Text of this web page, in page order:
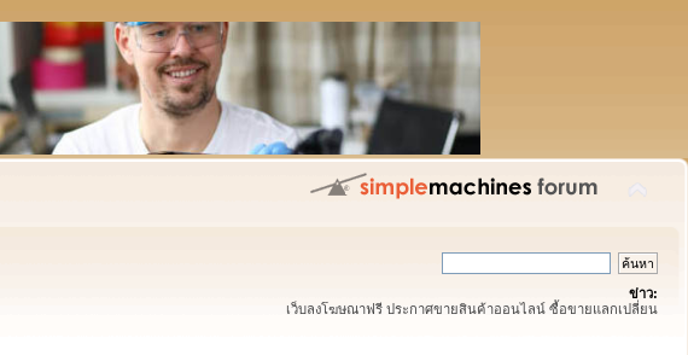
ข่าว:
เว็บลงโฆษณาฟรี ประกาศขายสินค้าออนไลน์ ซื้อขายแลกเปลี่ยน